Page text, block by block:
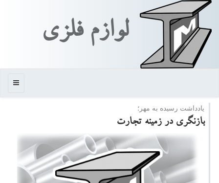
لوازم فلزی
منو
یادداشت رسیده به مهر؛
بازنگری در زمینه تجارت